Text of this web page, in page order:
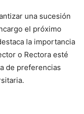
una sucesión
el próximo
la importancia
o Rectora esté
de preferencias